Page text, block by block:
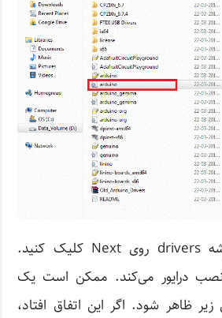
پس از انتخاب پوشه drivers روی Next کلیک کنید.
درایور می‌کند. ممکن است یک
ظاهر شود. اگر این اتفاق افتاد،